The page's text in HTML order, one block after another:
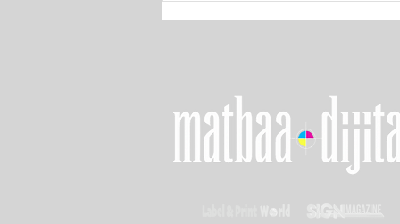
LOUPE Americas 2026'da
Gücünü Gösteriyor